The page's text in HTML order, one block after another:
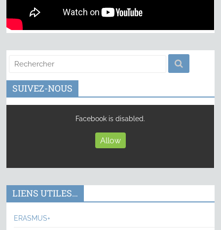
SUIVEZ-NOUS
Facebook is disabled.
Allow
LIENS UTILES…
ERASMUS+